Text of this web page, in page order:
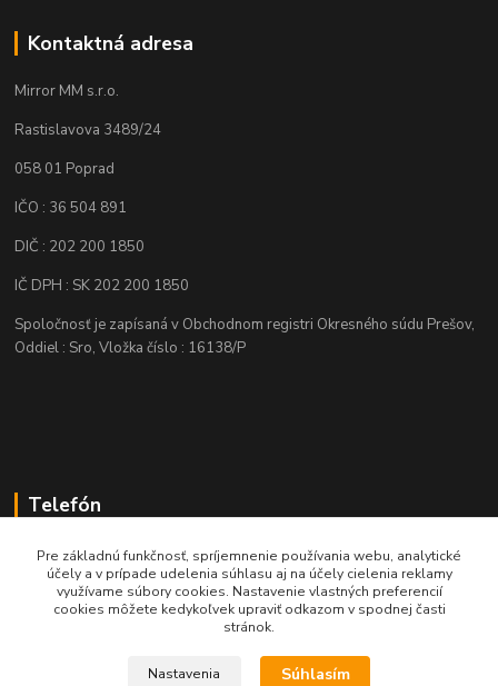
Kontaktná adresa
Mirror MM s.r.o.
Rastislavova 3489/24
058 01 Poprad
IČO : 36 504 891
DIČ : 202 200 1850
IČ DPH : SK 202 200 1850
Spoločnosť je zapísaná v Obchodnom registri Okresného súdu Prešov,
Oddiel : Sro, Vložka číslo : 16138/P
Telefón
+421 905 622 625
obchod@nozeplus.sk
Pre základnú funkčnosť, spríjemnenie používania webu, analytické
účely a v prípade udelenia súhlasu aj na účely cielenia reklamy
využívame súbory cookies. Nastavenie vlastných preferencií
cookies môžete kedykoľvek upraviť odkazom v spodnej časti
stránok.
Nastavenia Súhlasím